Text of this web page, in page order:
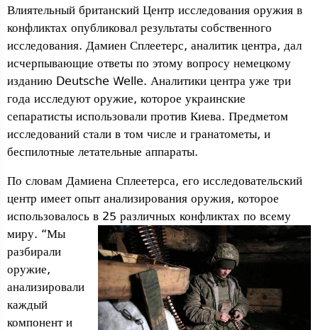
Влиятельный британский Центр исследования оружия в
конфликтах опубликовал результаты собственного
исследования. Дамиен Сплеетерс, аналитик центра, дал
исчерпывающие ответы по этому вопросу немецкому
изданию Deutsche Welle. Аналитики центра уже три
года исследуют оружие, которое украинские
сепаратисты использовали против Киева. Предметом
исследований стали в том числе и гранатометы, и
беспилотные летательные аппараты.
По словам Дамиена Сплеетерса, его исследовательский
центр имеет опыт анализирования оружия, которое
использовалось в 25 различных конфликтах по всему
миру. “Мы
разбирали
оружие,
анализировали
каждый
компонент и